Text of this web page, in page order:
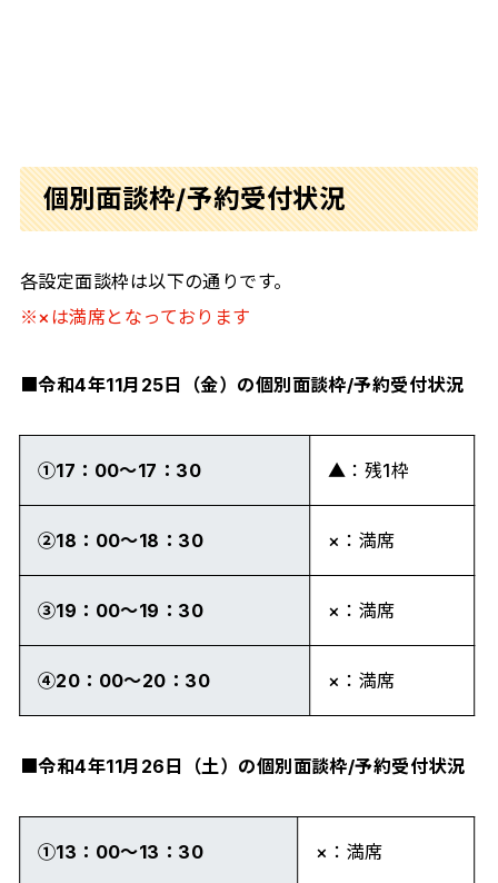
個別面談枠/予約受付状況
各設定面談枠は以下の通りです。
※×は満席となっております
■令和4年11月25日（金）の個別面談枠/予約受付状況
①17：00～17：30 ▲：残1枠
②18：00～18：30 ×：満席
③19：00～19：30 ×：満席
④20：00～20：30 ×：満席
■令和4年11月26日（土）の個別面談枠/予約受付状況
①13：00～13：30 ×：満席